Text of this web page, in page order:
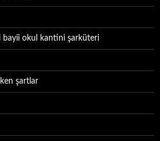
bayii okul kantini şarküteri
şartlar